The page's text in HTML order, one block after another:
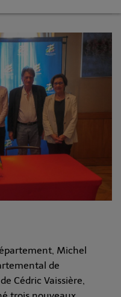
Michel
de
Cédric Vaissière,